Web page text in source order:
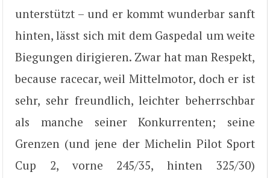
unterstützt – und er kommt wunderbar sanft
hinten, lässt sich mit dem Gaspedal um weite
Biegungen dirigieren. Zwar hat man Respekt,
because racecar, weil Mittelmotor, doch er ist
sehr, sehr freundlich, leichter beherrschbar
als manche seiner Konkurrenten; seine
Grenzen (und jene der Michelin Pilot Sport
Cup 2, vorne 245/35, hinten 325/30)